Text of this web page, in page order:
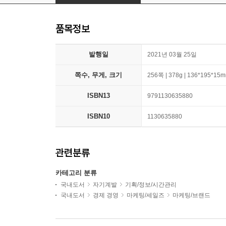
품목정보
발행일 2021년 03월 25일
쪽수, 무게, 크기 256쪽 | 378g |
ISBN13 9791130635880
ISBN10 1130635880
관련분류
카테고리 분류
국내도서 자기계발
기획/정보/시간관리
국내도서
경제 경영 마케팅/세일즈 마케팅/브랜드